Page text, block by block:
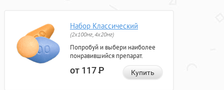
Набор Классический
(2x100мг, 4x20мг)
Попробуй и выбери наиболее
понравившийся препарат.
от 117Р Купить